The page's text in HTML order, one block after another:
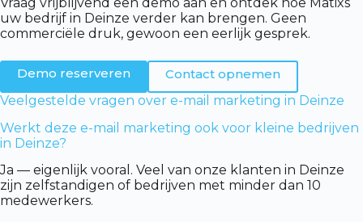
uw bedrijf in Deinze verder kan brengen. Geen
commerciële druk, gewoon een eerlijk gesprek.
Demo reserveren
Contact opnemen
Veelgestelde vragen over e-mail marketing in Deinze
Werkt deze e-mail marketing ook voor kleine bedrijven
in Deinze?
Ja — eigenlijk vooral. Veel van onze klanten in Deinze
zijn zelfstandigen of bedrijven met minder dan 10
medewerkers.